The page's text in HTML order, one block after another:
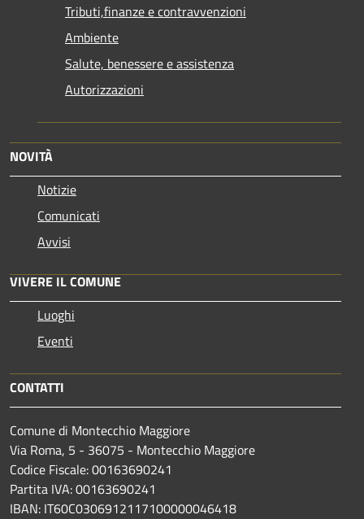
Tributi,finanze e contravvenzioni
Ambiente
Salute, benessere e assistenza
Autorizzazioni
NOVITÀ
Notizie
Comunicati
Avvisi
VIVERE IL COMUNE
Luoghi
Eventi
CONTATTI
Comune di Montecchio Maggiore
Via Roma, 5 - 36075 - Montecchio Maggiore
Codice Fiscale: 00163690241
Partita IVA: 00163690241
IBAN: IT60C0306912117100000046418